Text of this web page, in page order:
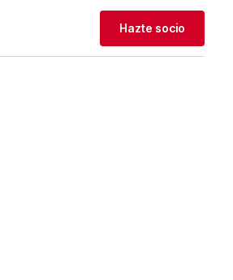
Hazte socio